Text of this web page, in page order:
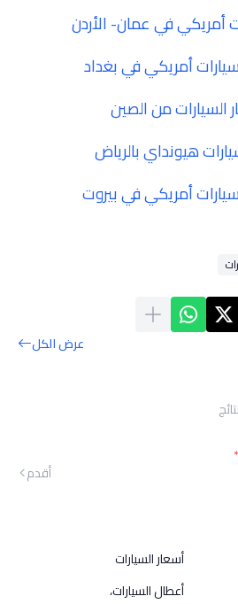
أمريكي في عمان- الأردن
أمريكي في بغداد
السيارات من الصين
هيونداي بالرياض
أمريكي في بيروت
عرض الكل
*
أقدم
أسعار السيارات
أعطال السيارات،